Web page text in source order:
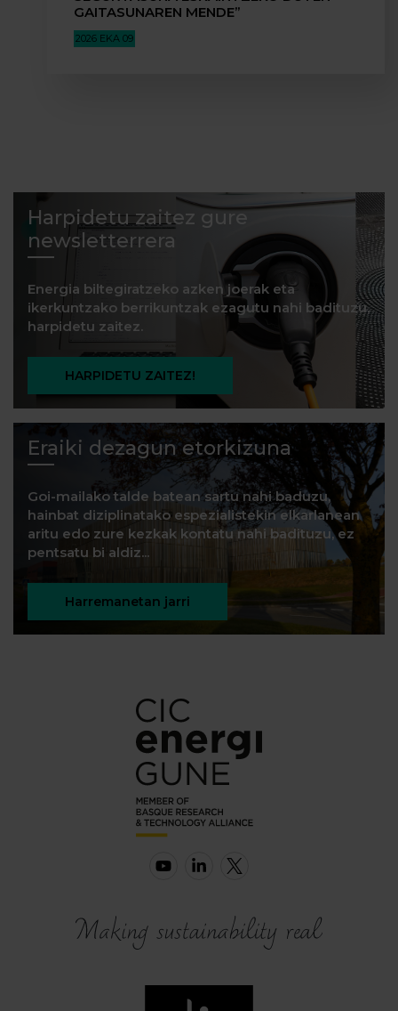
GAITASUNAREN MENDE”
2026 EKA 09
Harpidetu zaitez gure
newsletterrera
Energia biltegiratzeko azken joerak eta
ikerkuntzako berrikuntzak ezagutu nahi badituzu,
harpidetu zaitez.
HARPIDETU ZAITEZ!
Eraiki dezagun etorkizuna
Goi-mailako talde batean sartu nahi baduzu,
hainbat diziplinatako espezialistekin elkarlanean
aritu edo zure kezkak kontatu nahi badituzu, ez
pentsatu bi aldiz...
Harremanetan jarri